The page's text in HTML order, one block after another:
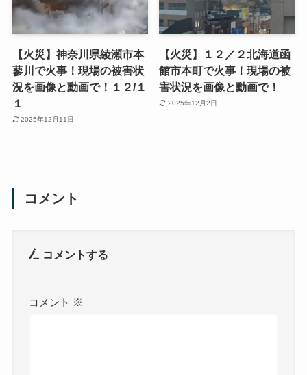
【火災】神奈川県綾瀬市本
蓼川で火事！現場の被害状
況を画像と動画で！１２/１
１
2025年12月11日
【火災】１２／２北海道函
館市本町で火事！現場の被
害状況を画像と動画で！
2025年12月2日
コメント
コメントする
コメント ※